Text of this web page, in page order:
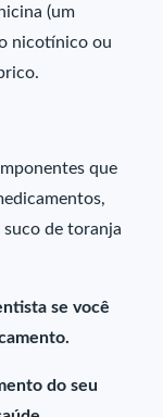
(um
nicotínico ou
que
de toranja
se você
do seu